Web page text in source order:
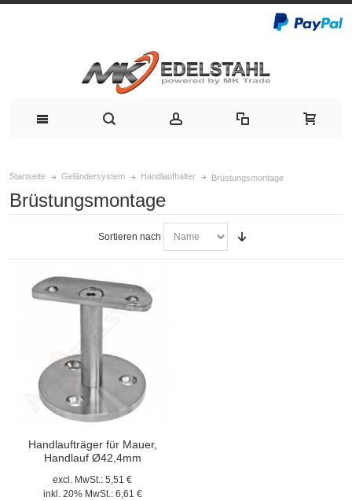
Startseite Geländersystem Handlaufhalter Brüstungsmontage
Brüstungsmontage
Sortieren nach
Handlaufträger für Mauer,
Handlauf Ø42,4mm
excl. MwSt.: 5,51 €
inkl. 20% MwSt.: 6,61 €